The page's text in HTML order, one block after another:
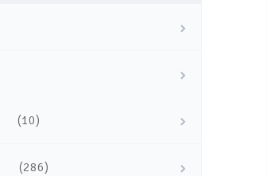
(10)
(286)